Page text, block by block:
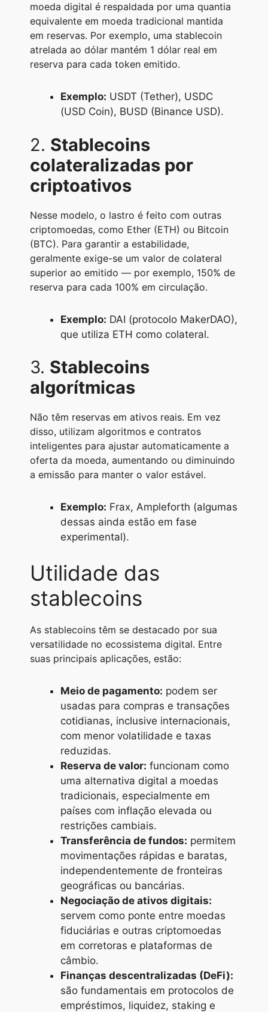
moeda digital é respaldada por uma quantia
equivalente em moeda tradicional mantida
em reservas. Por exemplo, uma stablecoin
atrelada ao dólar mantém 1 dólar real em
reserva para cada token emitido.
Exemplo: USDT (Tether), USDC
(USD Coin), BUSD (Binance USD).
2. Stablecoins
colateralizadas por
criptoativos
Nesse modelo, o lastro é feito com outras
criptomoedas, como Ether (ETH) ou Bitcoin
(BTC). Para garantir a estabilidade,
geralmente exige-se um valor de colateral
superior ao emitido — por exemplo, 150% de
reserva para cada 100% em circulação.
Exemplo: DAI (protocolo MakerDAO),
que utiliza ETH como colateral.
3. Stablecoins
algorítmicas
Não têm reservas em ativos reais. Em vez
disso, utilizam algoritmos e contratos
inteligentes para ajustar automaticamente a
oferta da moeda, aumentando ou diminuindo
a emissão para manter o valor estável.
Exemplo: Frax, Ampleforth (algumas
dessas ainda estão em fase
experimental).
Utilidade das
stablecoins
As stablecoins têm se destacado por sua
versatilidade no ecossistema digital. Entre
suas principais aplicações, estão:
Meio de pagamento: podem ser
usadas para compras e transações
cotidianas, inclusive internacionais,
com menor volatilidade e taxas
reduzidas.
Reserva de valor: funcionam como
uma alternativa digital a moedas
tradicionais, especialmente em
países com inflação elevada ou
restrições cambiais.
Transferência de fundos: permitem
movimentações rápidas e baratas,
independentemente de fronteiras
geográficas ou bancárias.
Negociação de ativos digitais:
servem como ponte entre moedas
fiduciárias e outras criptomoedas
em corretoras e plataformas de
câmbio.
Finanças descentralizadas (DeFi):
são fundamentais em protocolos de
empréstimos, liquidez, staking e